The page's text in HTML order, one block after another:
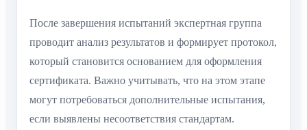
После завершения испытаний экспертная группа
проводит анализ результатов и формирует протокол,
который становится основанием для оформления
сертификата. Важно учитывать, что на этом этапе
могут потребоваться дополнительные испытания,
если выявлены несоответствия стандартам.